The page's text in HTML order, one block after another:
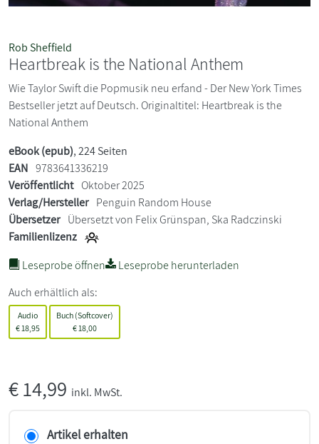
Rob Sheffield
Heartbreak is the National Anthem
Wie Taylor Swift die Popmusik neu erfand - Der New York Times
Bestseller jetzt auf Deutsch. Originaltitel: Heartbreak is the
National Anthem
eBook (epub), 224 Seiten
EAN 9783641336219
Veröffentlicht Oktober 2025
Verlag/Hersteller Penguin Random House
Übersetzer Übersetzt von Felix Grünspan, Ska Radczinski
Familienlizenz
Leseprobe öffnen
Leseprobe herunterladen
Auch erhältlich als:
Audio
€18,95
Buch (Softcover)
€18,00
€14,99 inkl. MwSt.
Artikel erhalten